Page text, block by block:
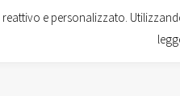
e personalizzato.